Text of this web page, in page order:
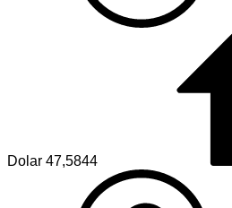
Dolar 47,5844